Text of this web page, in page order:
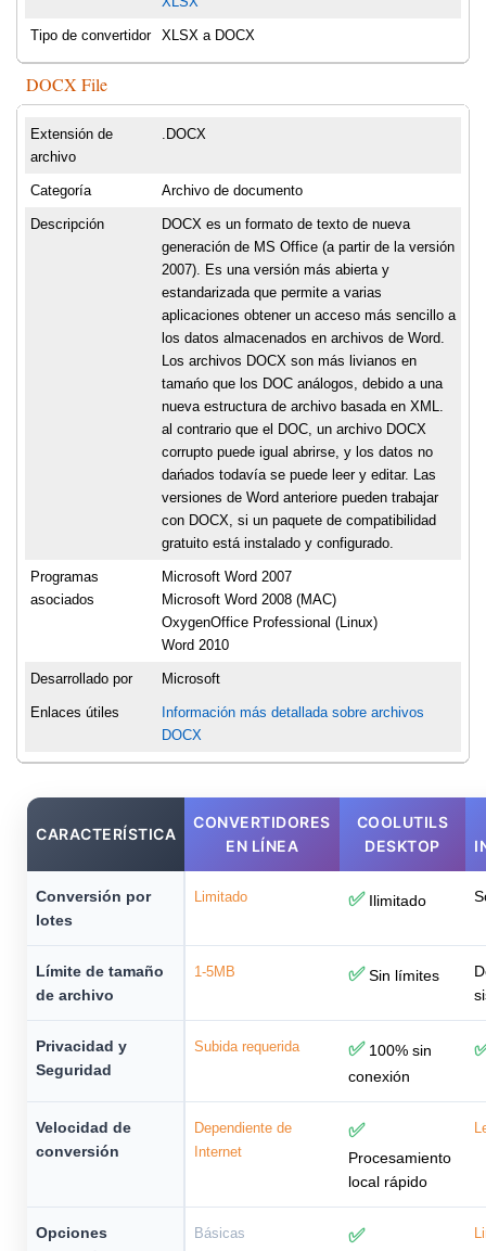
Tipo de convertidor XLSX a DOCX
DOCX File
Extensión de
archivo
.DOCX
Categoría Archivo de documento
Descripción
DOCX es un formato de texto de nueva
generación de MS Office (a partir de la versión
2007). Es una versión más abierta y
estandarizada que permite a varias
aplicaciones obtener un acceso más sencillo a
los datos almacenados en archivos de Word.
Los archivos DOCX son más livianos en
tamańo que los DOC análogos, debido a una
nueva estructura de archivo basada en XML.
al contrario que el DOC, un archivo DOCX
corrupto puede igual abrirse, y los datos no
dańados todavía se puede leer y editar. Las
versiones de Word anteriore pueden trabajar
con DOCX, si un paquete de compatibilidad
gratuito está instalado y configurado.
Programas
asociados
Microsoft Word 2007
Microsoft Word 2008 (MAC)
OxygenOffice Professional (Linux)
Word 2010
Desarrollado por Microsoft
Enlaces útiles
Información más detallada sobre archivos
DOCX
CARACTERÍSTICA
CONVERTIDORES
EN LÍNEA
COOLUTILS
DESKTOP
Conversión por
lotes
Limitado ✅Ilimitado
Límite de tamaño
de archivo
1-5MB ✅Sin límites
Privacidad y
Seguridad
Subida requerida ✅100% sin
conexión
Velocidad de
conversión
Dependiente de
Internet
✅
Procesamiento
local rápido
Opciones
Básicas ✅